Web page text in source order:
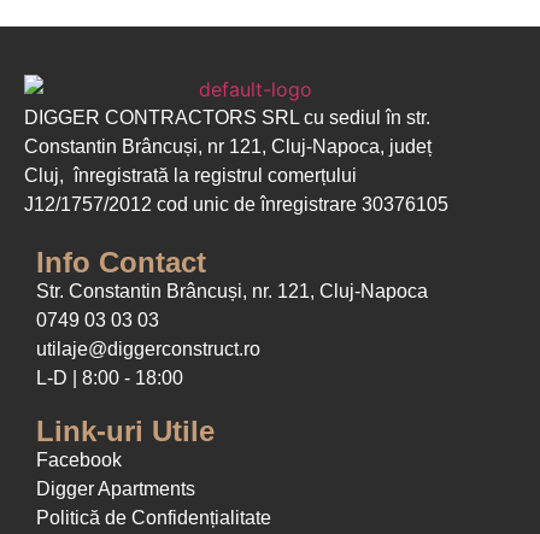
DIGGER CONTRACTORS SRL cu sediul în str.
Constantin Brâncuși, nr 121, Cluj-Napoca, județ
Cluj, înregistrată la registrul comerțului
J12/1757/2012 cod unic de înregistrare 30376105
Info Contact
Str. Constantin Brâncuși, nr. 121, Cluj-Napoca
0749 03 03 03
utilaje@diggerconstruct.ro
L-D | 8:00 - 18:00
Link-uri Utile
Facebook
Digger Apartments
Politică de Confidențialitate